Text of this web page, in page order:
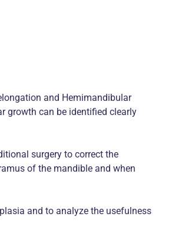
and Hemimandibular
growth can be identified clearly
surgery to correct the
of the mandible and when
and to analyze the usefulness